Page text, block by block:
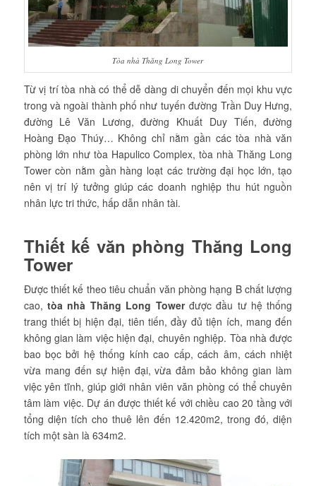
Tòa nhà Thăng Long Tower
Từ vị trí tòa nhà có thể dễ dàng di chuyển đến mọi khu vực
trong và ngoài thành phố như tuyến đường Trần Duy Hưng,
đường Lê Văn Lương, đường Khuất Duy Tiến, đường
Hoàng Đạo Thúy… Không chỉ nằm gần các tòa nhà văn
phòng lớn như tòa Hapulico Complex, tòa nhà Thăng Long
Tower còn nằm gần hàng loạt các trường đại học lớn, tạo
nên vị trí lý tưởng giúp các doanh nghiệp thu hút nguồn
nhân lực tri thức, hấp dẫn nhân tài.
Thiết kế văn phòng Thăng Long
Tower
Được thiết kế theo tiêu chuẩn văn phòng hạng B chất lượng
cao, tòa nhà Thăng Long Towerđược đầu tư hệ thống
trang thiết bị hiện đại, tiên tiến, đầy đủ tiện ích, mang đến
không gian làm việc hiện đại, chuyên nghiệp. Tòa nhà được
bao bọc bởi hệ thống kính cao cấp, cách âm, cách nhiệt
vừa mang đến sự hiện đại, vừa đảm bảo không gian làm
việc yên tĩnh, giúp giới nhân viên văn phòng có thể chuyên
tâm làm việc. Dự án được thiết kế với chiều cao 20 tầng với
tổng diện tích cho thuê lên đến 12.420m2, trong đó, diện
tích một sàn là 634m2.